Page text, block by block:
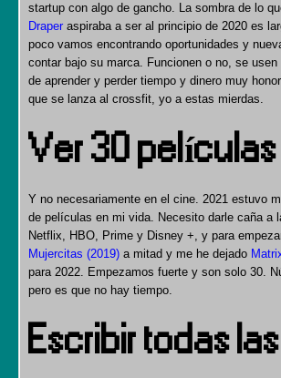
startup con algo de gancho. La sombra de lo
Draper aspiraba a ser al principio de 2020 es
poco vamos encontrando oportunidades y
contar bajo su marca. Funcionen o no, se
de aprender y perder tiempo y dinero muy
que se lanza al crossfit, yo a estas mierdas.
Ver 30 películas
Y no necesariamente en el cine. 2021 estuvo
de películas en mi vida. Necesito darle caña a
Netflix, HBO, Prime y Disney +, y para
Mujercitas (2019) a mitad y me he dejado
para 2022. Empezamos fuerte y son solo 30.
pero es que no hay tiempo.
Escribir todas las